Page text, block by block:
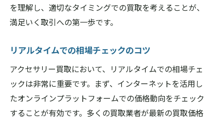
を理解し、適切なタイミングでの買取を考えることが、
満足いく取引への第一歩です。
リアルタイムでの相場チェックのコツ
アクセサリー買取において、リアルタイムでの相場チェ
ックは非常に重要です。まず、インターネットを活用し
たオンラインプラットフォームでの価格動向をチェック
することが有効です。多くの買取業者が最新の買取価格